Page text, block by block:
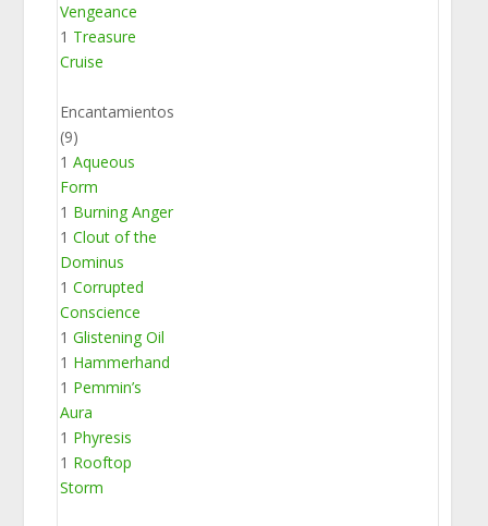
Vengeance
1 Treasure
Cruise
Encantamientos
(9)
1Aqueous
Form
1 Burning Anger
1Clout of the
Dominus
1Corrupted
Conscience
1Glistening Oil
1 Hammerhand
1 Pemmin’s
Aura
1 Phyresis
1 Rooftop
Storm